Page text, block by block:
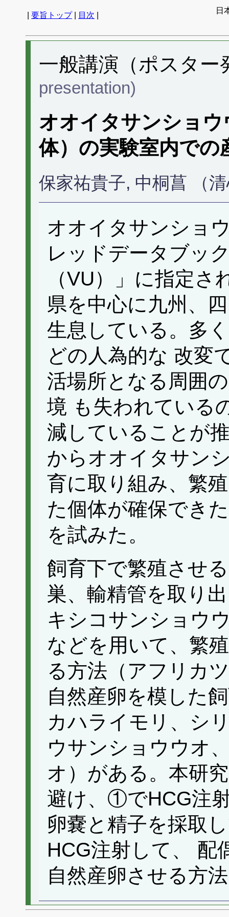
要旨トップ| 目次
日
一般講演（ポスタ
presentation)
オオイタサンショ
体）の実験室内での
保家祐貴子, 中桐菖 （
オオイタサンショ
レッドデータブッ
（VU）」に指定
県を中心に九州、
生息している。多
どの人為的な 改変
活場所となる周囲
境 も失われている
減していることが
からオオイタサン
育に取り組み、繁
た個体が確保でき
を試みた。
飼育下で繁殖させ
巣、輸精管を取り
キシコサンショウ
などを用いて、繁
る方法（アフリカ
自然産卵を模した
カハライモリ、シ
ウサンショウウオ
オ）がある。本研
避け、①でHCG注
卵嚢と精子を採取
HCG注射して、 配
自然産卵させる方